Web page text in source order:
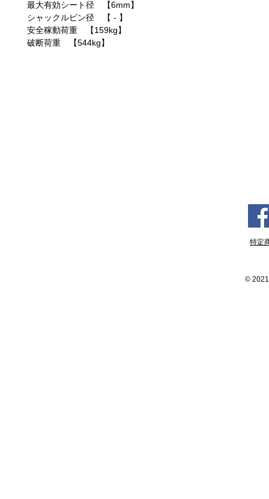
最大有効シート径 【6mm】
シャックルピン径 【 - 】
安全稼動荷重 【159kg】
破断荷重 【544kg】
特定
©